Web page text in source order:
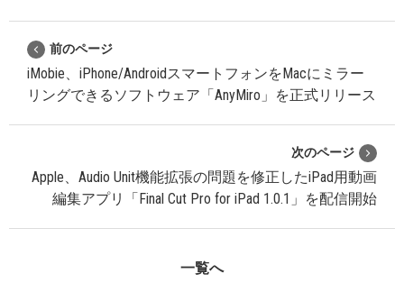
前のページ
iMobie、iPhone/AndroidスマートフォンをMacにミラー
リングできるソフトウェア「AnyMiro」を正式リリース
次のページ
Apple、Audio Unit機能拡張の問題を修正したiPad用動画
編集アプリ「Final Cut Pro for iPad 1.0.1」を配信開始
一覧へ